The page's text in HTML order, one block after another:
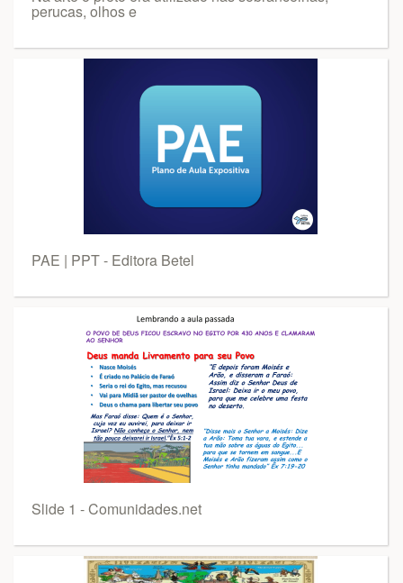
perucas, olhos e
PAE | PPT - Editora Betel
Slide 1 - Comunidades.net